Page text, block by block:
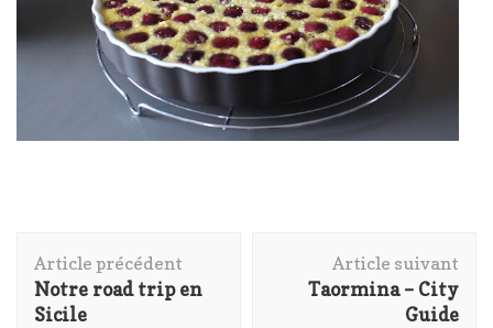
d'article
Article précédent
Notre road trip en
Sicile
Article suivant
Taormina – City
Guide